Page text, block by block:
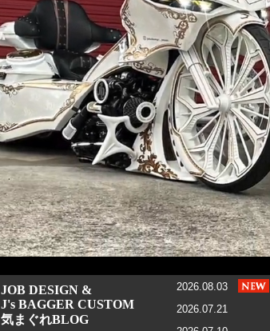
JOB DESIGN &
J's BAGGER CUSTOM
気まぐれBLOG
2026.08.03
2026.07.21